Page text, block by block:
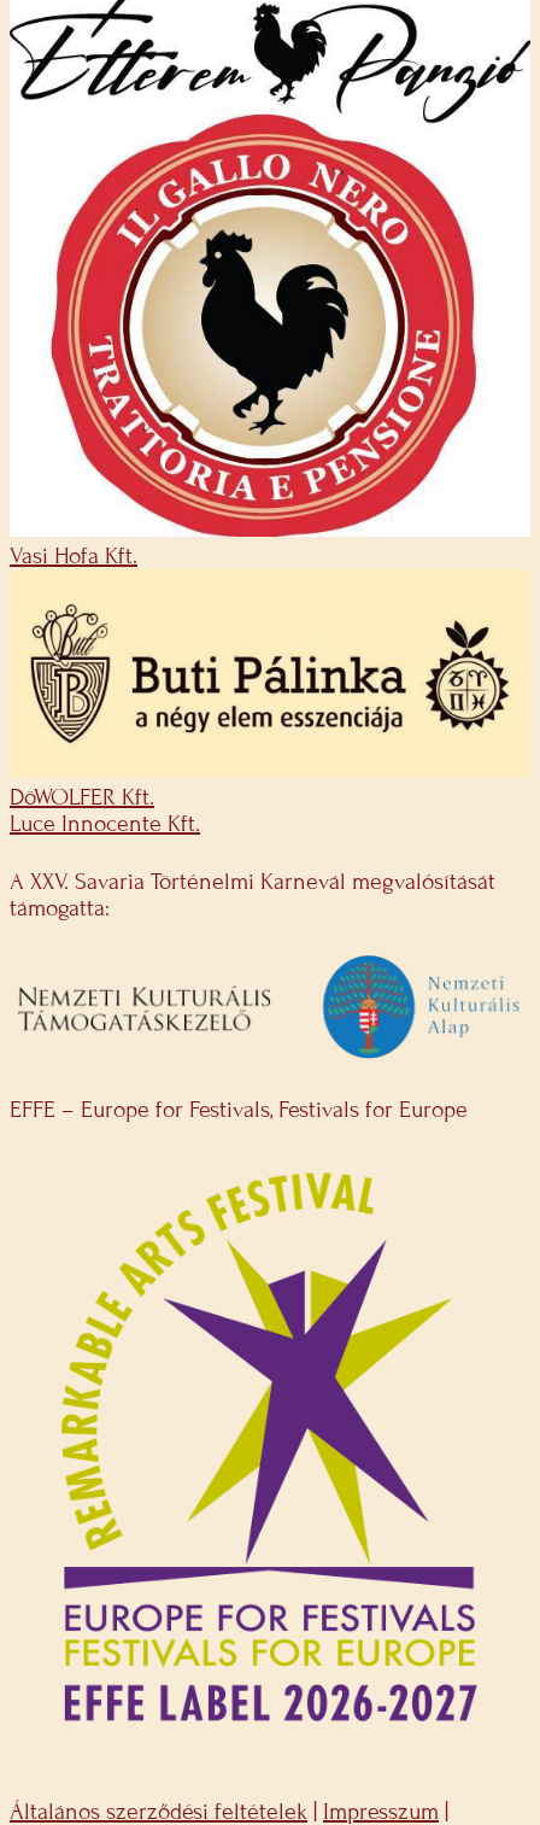
Vasi Hofa Kft.
DöWOLFER Kft.
Luce Innocente Kft.
A XXV. Savaria Történelmi Karnevál megvalósítását
támogatta:
EFFE – Europe for Festivals, Festivals for Europe
Általános szerződési feltételek Impresszum